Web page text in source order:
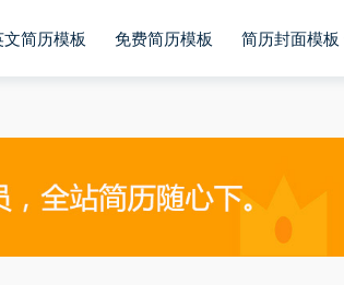
文简历模板 免费简历模板 简历封面模板